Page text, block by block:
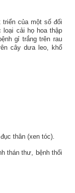
của một số đối
cải họ hoa thập
gỉ trắng trên rau
cây dưa leo, khổ
thân (xen tóc).
thán thư, bệnh thối